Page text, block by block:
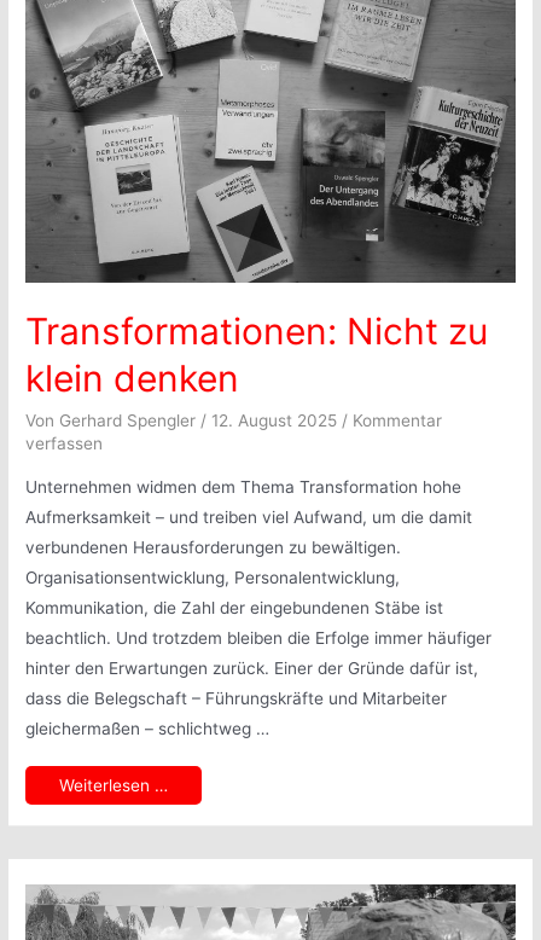
Transformationen: Nicht zu
klein denken
Von Gerhard Spengler / 12. August 2025 / Kommentar
verfassen
Unternehmen widmen dem Thema Transformation hohe
Aufmerksamkeit – und treiben viel Aufwand, um die damit
verbundenen Herausforderungen zu bewältigen.
Organisationsentwicklung, Personalentwicklung,
Kommunikation, die Zahl der eingebundenen Stäbe ist
beachtlich. Und trotzdem bleiben die Erfolge immer häufiger
hinter den Erwartungen zurück. Einer der Gründe dafür ist,
dass die Belegschaft – Führungskräfte und Mitarbeiter
gleichermaßen – schlichtweg …
Transformationen:
Nicht
zu
klein
Weiterlesen …